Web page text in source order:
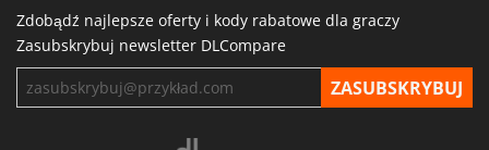
Zdobądź najlepsze oferty i kody rabatowe dla graczy
Zasubskrybuj newsletter DLCompare